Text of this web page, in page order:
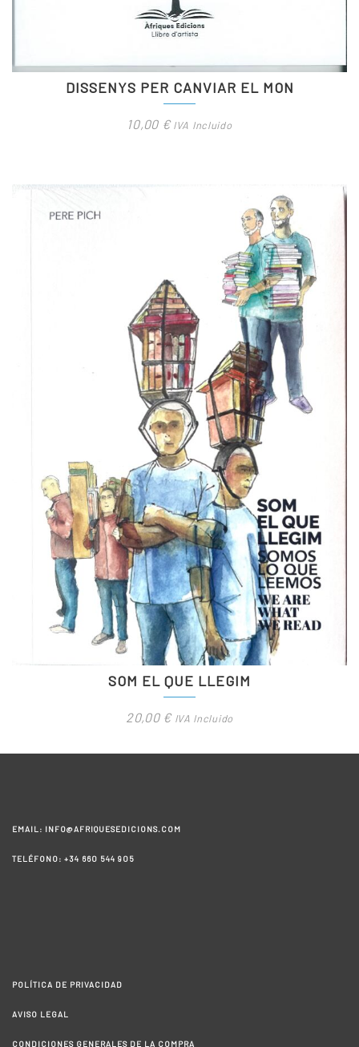
DISSENYS PER CANVIAR EL MON
10,00 € IVA Incluido
SOM EL QUE LLEGIM
20,00 € IVA Incluido
EMAIL: INFO@AFRIQUESEDICIONS.COM
TELÉFONO: +34 660 544 905
POLÍTICA DE PRIVACIDAD
AVISO LEGAL
CONDICIONES GENERALES DE LA COMPRA